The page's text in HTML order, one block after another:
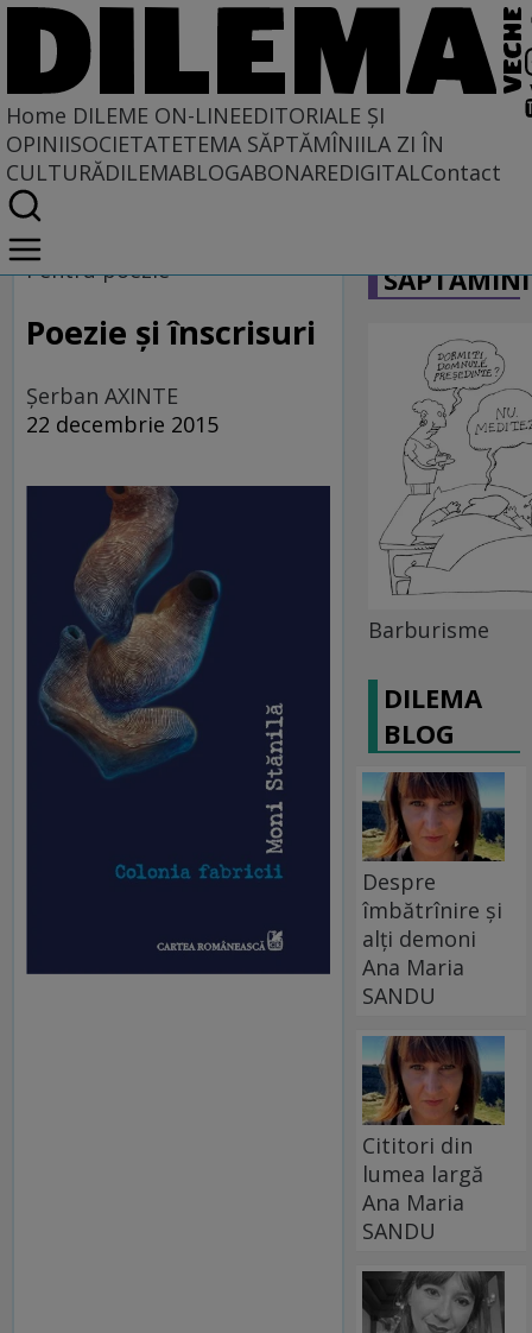
Home DILEME ON-LINEEDITORIALE ȘI
OPINIISOCIETATETEMA SĂPTĂMÎNIILA ZI ÎN
CULTURĂDILEMABLOGABONAREDIGITALContact
Home
Dileme on-line
Pentru poezie
Poezie şi înscrisuri
Şerban AXINTE
22 decembrie 2015
Barburisme
DILEMA
BLOG
Despre
îmbătrînire și
alți demoni
Ana Maria
SANDU
Cititori din
lumea largă
Ana Maria
SANDU